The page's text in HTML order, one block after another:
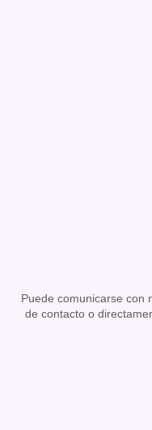
Puede comunicarse con
de contacto o